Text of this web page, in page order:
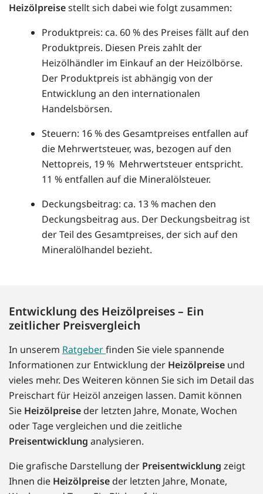
Heizölpreisestellt sich dabei wie folgt zusammen:
Produktpreis: ca. 60 % des Preises fällt auf den
Produktpreis. Diesen Preis zahlt der
Heizölhändler im Einkauf an der Heizölbörse.
Der Produktpreis ist abhängig von der
Entwicklung an den internationalen
Handelsbörsen.
Steuern: 16 % des Gesamtpreises entfallen auf
die Mehrwertsteuer, was, bezogen auf den
Nettopreis, 19 % Mehrwertsteuer entspricht.
11 % entfallen auf die Mineralölsteuer.
Deckungsbeitrag: ca. 13 % machen den
Deckungsbeitrag aus. Der Deckungsbeitrag ist
der Teil des Gesamtpreises, der sich auf den
Mineralölhandel bezieht.
Entwicklung des Heizölpreises – Ein
zeitlicher Preisvergleich
In unserem Ratgeberfinden Sie viele spannende
Informationen zur Entwicklung der Heizölpreise und
vieles mehr. Des Weiteren können Sie sich im Detail das
Preischart für Heizöl anzeigen lassen. Damit können
Sie Heizölpreise der letzten Jahre, Monate, Wochen
oder Tage vergleichen und die zeitliche
Preisentwicklung analysieren.
Die grafische Darstellung der Preisentwicklung zeigt
Ihnen die Heizölpreise der letzten Jahre, Monate,